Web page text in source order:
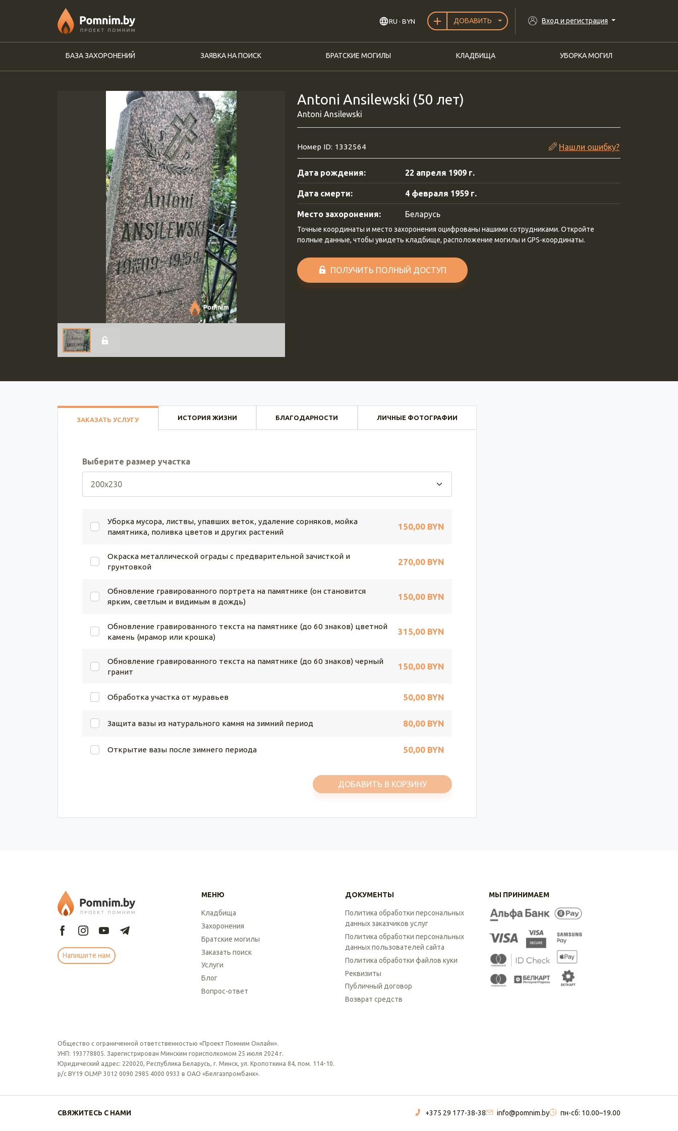
RU · BYN ДОБАВИТЬ Вход и регистрация
БАЗА ЗАХОРОНЕНИЙ ЗАЯВКА НА ПОИСК БРАТСКИЕ МОГИЛЫ КЛАДБИЩА УБОРКА МОГИЛ
Antoni Ansilewski (50 лет)
Antoni Ansilewski
Номер ID: 1332564 Нашли ошибку?
Дата рождения: 22 апреля 1909 г.
Дата смерти: 4 февраля 1959 г.
Место захоронения: Беларусь
Точные координаты и место захоронения оцифрованы нашими сотрудниками. Откройте
полные данные, чтобы увидеть кладбище, расположение могилы и GPS-координаты.
ПОЛУЧИТЬ ПОЛНЫЙ ДОСТУП
ЗАКАЗАТЬ УСЛУГУ ИСТОРИЯ ЖИЗНИ БЛАГОДАРНОСТИ ЛИЧНЫЕ ФОТОГРАФИИ
Выберите размер участка
Уборка мусора, листвы, упавших веток, удаление сорняков, мойка
памятника, поливка цветов и других растений
150,00 BYN
Окраска металлической ограды с предварительной зачисткой и
грунтовкой
270,00 BYN
Обновление гравированного портрета на памятнике (он становится
ярким, светлым и видимым в дождь)
150,00 BYN
Обновление гравированного текста на памятнике (до 60 знаков) цветной
камень (мрамор или крошка)
315,00 BYN
Обновление гравированного текста на памятнике (до 60 знаков) черный
гранит
150,00 BYN
Обработка участка от муравьев 50,00 BYN
Защита вазы из натурального камня на зимний период 80,00 BYN
Открытие вазы после зимнего периода 50,00 BYN
ДОБАВИТЬ В КОРЗИНУ
Напишите нам
МЕНЮ
Кладбища
Захоронения
Братские могилы
Заказать поиск
Услуги
Блог
Вопрос-ответ
ДОКУМЕНТЫ
Политика обработки персональных
данных заказчиков услуг
Политика обработки персональных
данных пользователей сайта
Политика обработки файлов куки
Реквизиты
Публичный договор
Возврат средств
МЫ ПРИНИМАЕМ
Общество с ограниченной ответственностью «Проект Помним Онлайн».
УНП: 193778805. Зарегистрирован Минским горисполкомом 25 июля 2024 г.
Юридический адрес: 220020, Республика Беларусь, г. Минск, ул. Кропоткина 84, пом. 114-10.
р/с BY19 OLMP 3012 0090 2985 4000 0933 в ОАО «Белгазпромбанк».
СВЯЖИТЕСЬ С НАМИ +375 29 177-38-38 info@pomnim.by пн-сб: 10.00–19.00